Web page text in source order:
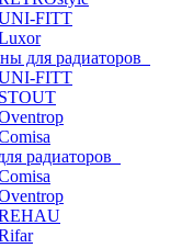
FITT
для радиаторов
FITT
STOUT
радиаторов